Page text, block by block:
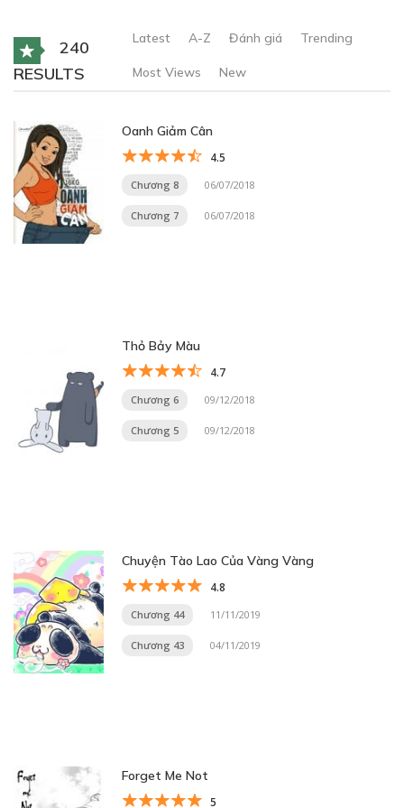
240
RESULTS
Latest A-Z Đánh giá Trending
Most Views New
Oanh Giảm Cân
4.5
Chương 8 06/07/2018
Chương 7 06/07/2018
Thỏ Bảy Màu
4.7
Chương 6 09/12/2018
Chương 5 09/12/2018
Chuyện Tào Lao Của Vàng Vàng
4.8
Chương 44 11/11/2019
Chương 43 04/11/2019
Forget Me Not
5